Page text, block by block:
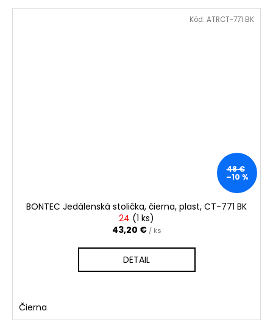
48 €
–10 %
BONTEC Jedálenská stolička, čierna, plast, CT-771 BK
24 (1 ks)
43,20 € / ks
DETAIL
Čierna
Kód: ATRCT-771 BK